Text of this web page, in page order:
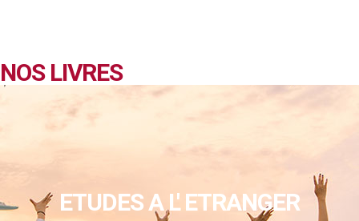
NOS LIVRES
ETUDES A L' ETRANGER